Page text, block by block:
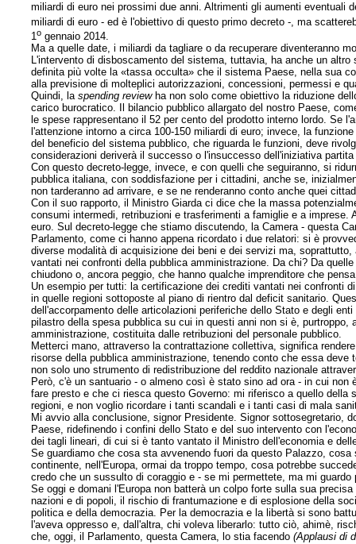
miliardi di euro nei prossimi due anni. Altrimenti gli aumenti eventuali
miliardi di euro - ed è l'obiettivo di questo primo decreto -, ma
1o gennaio 2014.
Ma a quelle date, i miliardi da tagliare o da recuperare diventeranno
L'intervento di disboscamento del sistema, tuttavia, ha anche un
definita più volte la «tassa occulta» che il sistema Paese, nella sua
alla previsione di molteplici autorizzazioni, concessioni, permessi e
Quindi, laspending reviewha non solo come obiettivo la riduzione
carico burocratico. Il bilancio pubblico allargato del nostro Paese,
le spese rappresentano il 52 per cento del prodotto interno lordo.
l'attenzione intorno a circa 100-150 miliardi di euro; invece, la
del beneficio del sistema pubblico, che riguarda le funzioni, deve
considerazioni deriverà il successo o l'insuccesso dell'iniziativa
Con questo decreto-legge, invece, e con quelli che seguiranno, si
pubblica italiana, con soddisfazione per i cittadini, anche se,
non tarderanno ad arrivare, e se ne renderanno conto anche quei
Con il suo rapporto, il Ministro Giarda ci dice che la massa
consumi intermedi, retribuzioni e trasferimenti a famiglie e a
euro. Suldecreto-legge che stiamo discutendo, la Camera - questa
Parlamento, come ci hanno appena ricordato i due relatori: si è
diverse modalità di acquisizione dei beni e dei servizi ma,
vantati nei confronti della pubblica amministrazione. Da chi? Da
chiudono o, ancora peggio, che hanno qualche imprenditore che
Un esempio per tutti: la certificazione dei crediti vantati nei confronti
in quelle regioni sottoposte al piano di rientro dal deficit sanitario.
dell'accorpamento delle articolazioni periferiche dello Stato e degli
pilastro della spesa pubblica su cui in questi anni non si è,
amministrazione, costituita dalle retribuzioni del personale pubblico.
Metterci mano, attraverso la contrattazione collettiva, significa
risorse della pubblica amministrazione, tenendo conto che essa
non solo uno strumento di redistribuzione del reddito nazionale
Però, c'è un santuario - o almeno così è stato sino ad ora - in cui
fare presto e che ci riesca questo Governo: mi riferisco a quello
regioni, e non voglio ricordare i tanti scandali e i tanti casi di mala
Mi avvio alla conclusione, signor Presidente. Signor sottosegretario,
Paese, ridefinendo i confini dello Stato e del suo intervento con
dei tagli lineari, di cui si è tanto vantato il Ministro dell'economia e
Se guardiamo che cosa sta avvenendo fuori da questo Palazzo,
continente, nell'Europa, ormai da troppo tempo, cosa potrebbe
credo che un sussulto di coraggio e - se mi permettete, ma mi
Se oggi e domani l'Europa non batterà un colpo forte sulla sua
nazioni e di popoli, il rischio di frantumazione e di esplosione della
politica e della democrazia. Per la democrazia e la libertà si sono
l'aveva oppresso e, dall'altra, chi voleva liberarlo: tutto ciò, ahimè,
che, oggi, il Parlamento, questa Camera, lo stia facendo(Applausi di